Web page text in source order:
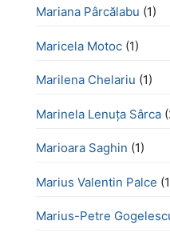
Mariana Pârcălabu (1)
Maricela Motoc (1)
Marilena Chelariu (1)
Marinela Lenuța Sârca
Marioara Saghin (1)
Marius Valentin Palce
Marius-Petre